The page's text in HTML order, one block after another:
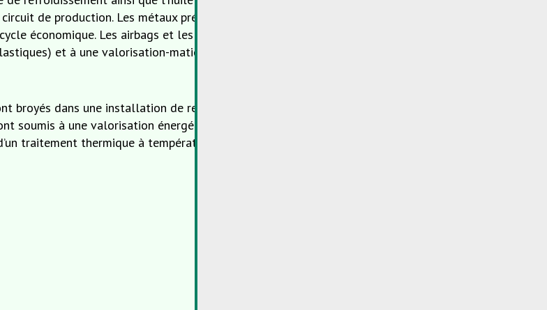
de production. Les métaux précieux contenus dans les catalyseurs sont également
économique. Les airbags et les prétensionneurs de ceintures sont démontés et soumis à
et à une valorisation-matière (métaux). Addblue est soumis à un traitement
broyés dans une installation de recyclage. Le métal et l’huile sont recyclés. Les matières
soumis à une valorisation énergétique. Les filtres de cabine de peinture et les produits
traitement thermique à température élevée.